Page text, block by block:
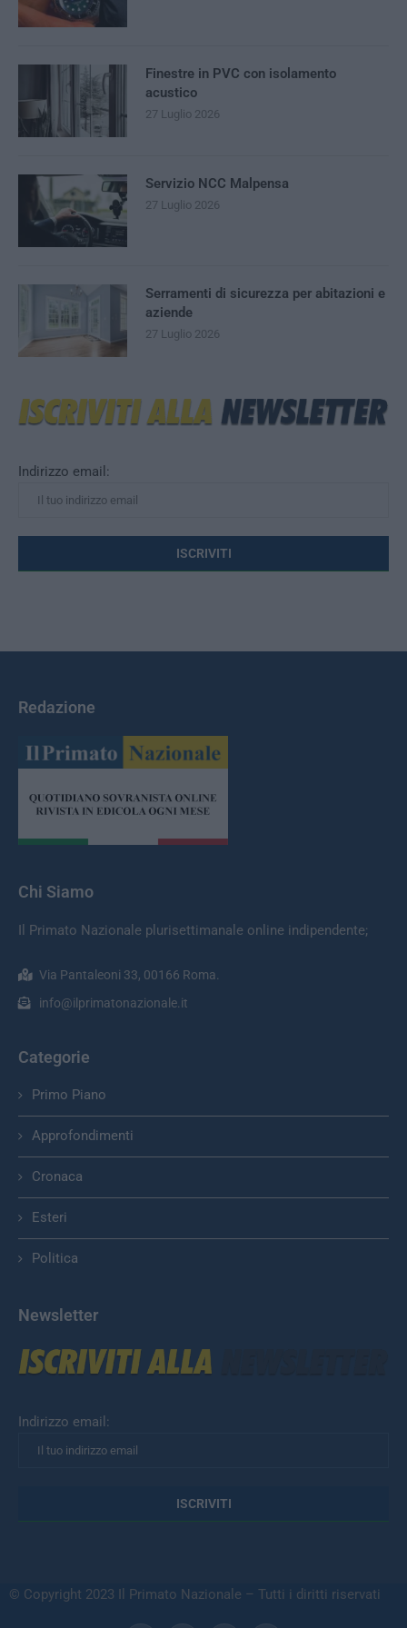
Indirizzo email:
Finestre in PVC con isolamento
acustico
27 Luglio 2026
Servizio NCC Malpensa
27 Luglio 2026
Serramenti di sicurezza per abitazioni e
aziende
27 Luglio 2026
Redazione
Chi Siamo
Il Primato Nazionale plurisettimanale online indipendente;
Via Pantaleoni 33, 00166 Roma.
info@ilprimatonazionale.it
Categorie
Primo Piano
Approfondimenti
Cronaca
Esteri
Politica
Newsletter
Indirizzo email:
© Copyright 2023 Il Primato Nazionale – Tutti i diritti riservati